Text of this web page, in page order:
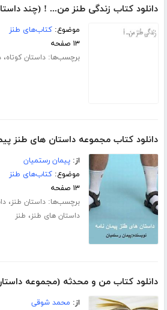
دانلود کتاب زندگی طنز من... ! (چند
موضوع:کتاب‌های طنز
۱۳ صفحه
برچسب‌ها:داستان کوتاه،
دانلود کتاب مجموعه داستان های طنز
از:پیمان رستمیان
موضوع:کتاب‌های طنز
۱۳ صفحه
برچسب‌ها:داستان طنز،
داستان های طنز، طنز
دانلود کتاب من و محدثه (مجموعه
از: محمد شوقی